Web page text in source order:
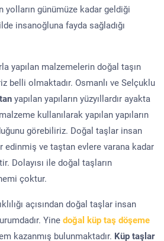
yolların günümüze kadar geldiği
insanoğluna fayda sağladığı
yapılan malzemelerin doğal taşın
belli olmaktadır. Osmanlı ve Selçuklu
yapılan yapıların yüzyıllardır ayakta
kullanılarak yapılan yapıların
görebiliriz. Doğal taşlar insan
edinmiş ve taştan evlere varana kadar
Dolayısı ile doğal taşların
çoktur.
açısından doğal taşlar insan
Yine doğal küp taş döşeme
kazanmış bulunmaktadır. Küp taşlar